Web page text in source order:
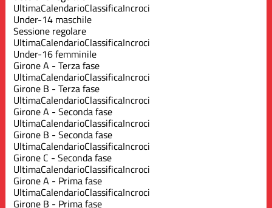
UltimaCalendarioClassificaIncroci
Under-14 maschile
Sessione regolare
UltimaCalendarioClassificaIncroci
Under-16 femminile
Girone A - Terza fase
UltimaCalendarioClassificaIncroci
Girone B - Terza fase
UltimaCalendarioClassificaIncroci
Girone A - Seconda fase
UltimaCalendarioClassificaIncroci
Girone B - Seconda fase
UltimaCalendarioClassificaIncroci
Girone C - Seconda fase
UltimaCalendarioClassificaIncroci
Girone A - Prima fase
UltimaCalendarioClassificaIncroci
Girone B - Prima fase